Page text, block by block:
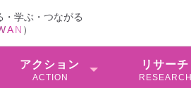
・学ぶ・つながる
AN ）
アクション
ACTION
リサーチ
RESEARCH